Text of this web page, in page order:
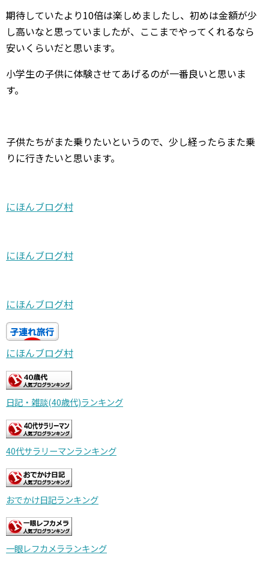
期待していたより10倍は楽しめましたし、初めは金額が少
し高いなと思っていましたが、ここまでやってくれるなら
安いくらいだと思います。
小学生の子供に体験させてあげるのが一番良いと思いま
す。
子供たちがまた乗りたいというので、少し経ったらまた乗
りに行きたいと思います。
にほんブログ村
にほんブログ村
日記・雑談(40歳代)ランキング
40代サラリーマンランキング
おでかけ日記ランキング
一眼レフカメラランキング